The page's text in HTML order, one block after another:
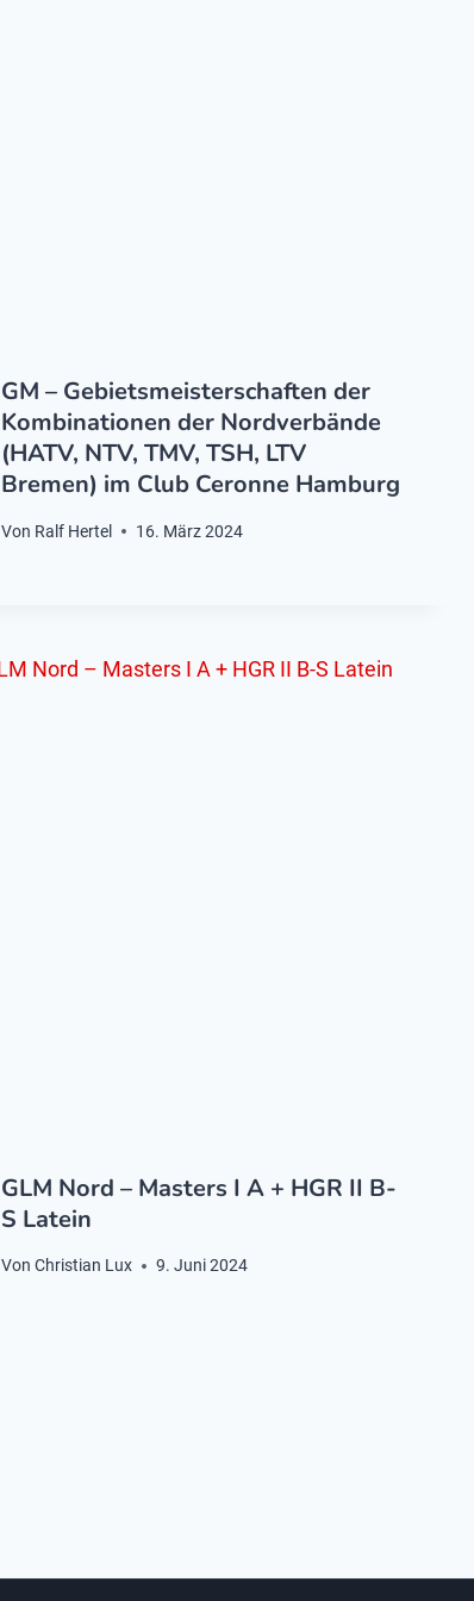
GM – Gebietsmeisterschaften der
Kombinationen der Nordverbände
(HATV, NTV, TMV, TSH, LTV
Bremen) im Club Ceronne Hamburg
Von Ralf Hertel 16. März 2024
GLM Nord – Masters I A + HGR II B-
S Latein
Von Christian Lux 9. Juni 2024